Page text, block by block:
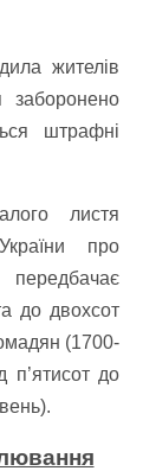
жителів
заборонено
штрафні
листя
про
до двохсот
(1700-
п’ятисот до